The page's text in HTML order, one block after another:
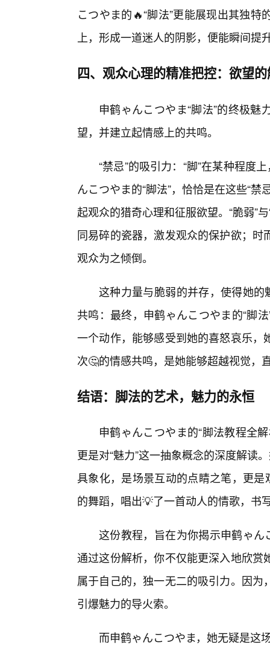
こつやま的🔥“脚法”更能展现出其独
上，形成一道迷人的阴影，便能瞬间提
四、观众心理的精准把控：欲望
申鹤ゃんこつやま“脚法”的终极
望，并建立起情感上的共鸣。
“禁忌”的吸引力：“脚”在某种程度
んこつやま的“脚法”，恰恰是在这些“
起观众的猎奇心理和征服欲望。“脆弱”
同易碎的瓷器，激发观众的保护欲；
观众为之倾倒。
这种力量与脆弱的并存，使得她的
共鸣：最终，申鹤ゃんこつやま的“脚
一个动作，能够感受到她的喜怒哀乐
次🤔的情感共鸣，是她能够超越视觉，
结语：脚法的艺术，魅力的永恒
申鹤ゃんこつやま的“脚法教程全
更是对“魅力”这一抽象概念的深度解读
具象化，是场景互动的点睛之笔，更
的舞蹈，唱出💡了一首动人的情歌，书
这份教程，旨在为你揭示申鹤ゃん
通过这份解析，你不仅能更深入地欣
属于自己的，独一无二的吸引力。因
引爆魅力的导火索。
而申鹤ゃんこつやま，她无疑是这